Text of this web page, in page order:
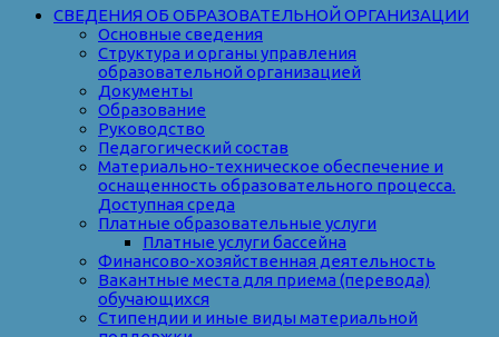
СВЕДЕНИЯ ОБ ОБРАЗОВАТЕЛЬНОЙ ОРГАНИЗАЦИИ
Основные сведения
Структура и органы управления
образовательной организацией
Документы
Образование
Руководство
Педагогический состав
Материально-техническое обеспечение и
оснащенность образовательного процесса.
Доступная среда
Платные образовательные услуги
Платные услуги бассейна
Финансово-хозяйственная деятельность
Вакантные места для приема (перевода)
обучающихся
Стипендии и иные виды материальной